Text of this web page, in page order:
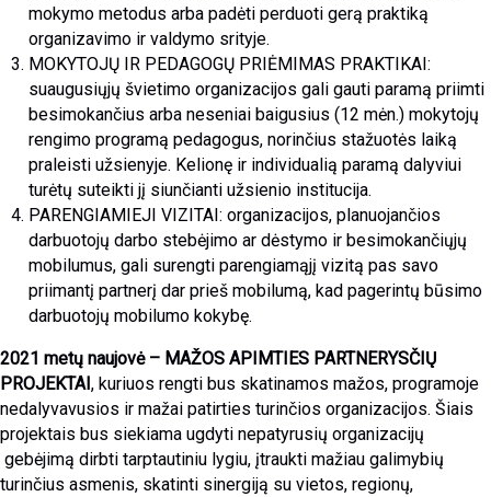
mokymo metodus arba padėti perduoti gerą praktiką
organizavimo ir valdymo srityje.
MOKYTOJŲ IR PEDAGOGŲ PRIĖMIMAS PRAKTIKAI:
suaugusiųjų švietimo organizacijos gali gauti paramą priimti
besimokančius arba neseniai baigusius (12 mėn.) mokytojų
rengimo programą pedagogus, norinčius stažuotės laiką
praleisti užsienyje. Kelionę ir individualią paramą dalyviui
turėtų suteikti jį siunčianti užsienio institucija.
PARENGIAMIEJI VIZITAI: organizacijos, planuojančios
darbuotojų darbo stebėjimo ar dėstymo ir besimokančiųjų
mobilumus, gali surengti parengiamąjį vizitą pas savo
priimantį partnerį dar prieš mobilumą, kad pagerintų būsimo
darbuotojų mobilumo kokybę.
2021 metų naujovė – MAŽOS APIMTIES PARTNERYSČIŲ
PROJEKTAI, kuriuos rengti bus skatinamos mažos, programoje
nedalyvavusios ir mažai patirties turinčios organizacijos. Šiais
projektais bus siekiama ugdyti nepatyrusių organizacijų
gebėjimą dirbti tarptautiniu lygiu, įtraukti mažiau galimybių
turinčius asmenis, skatinti sinergiją su vietos, regionų,